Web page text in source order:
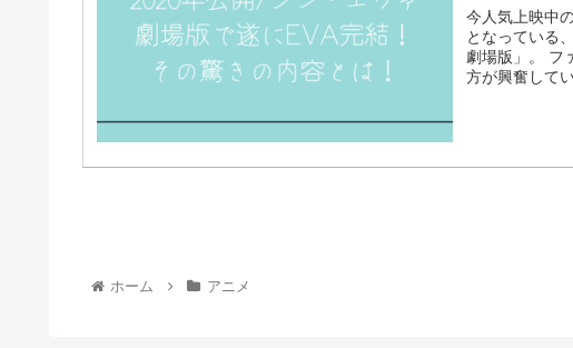
今人気上映中
となっている
劇場版」。 フ
方が興奮して
ホーム アニメ